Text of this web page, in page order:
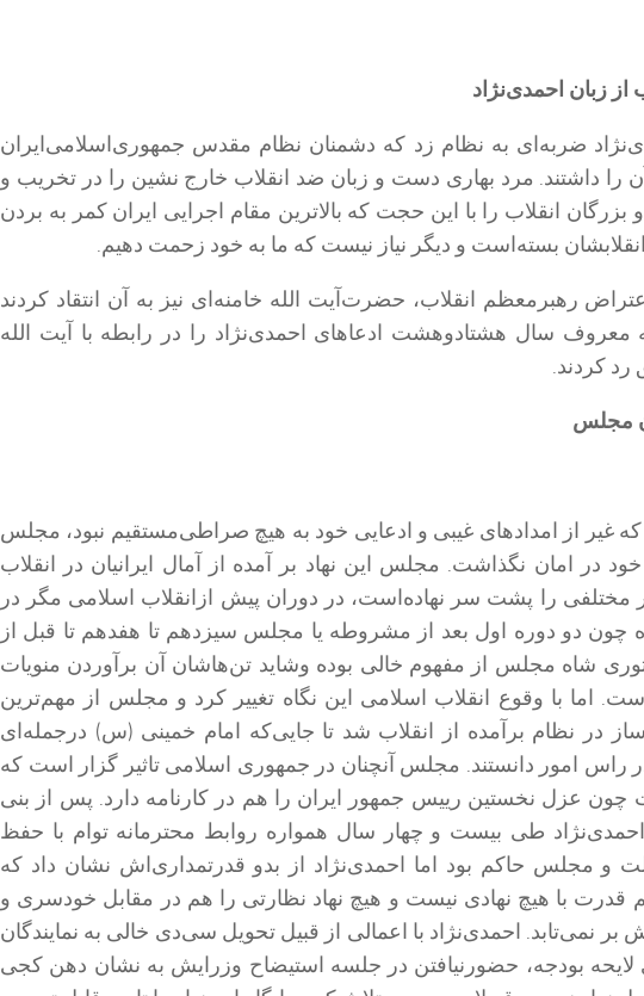
از زبان احمدی‌نژاد
ضربه‌ای به نظام زد که دشمنان نظام مقدس جمهوری‌اسلامی‌ایران
را داشتند. مرد بهاری دست و زبان ضد انقلاب خارج نشین را در تخریب و
انقلاب را با این حجت که بالا‌ترین مقام اجرایی ایران کمر به بردن
بسته‌است و دیگر نیاز نیست که ما به خود زحمت دهیم.
رهبرمعظم انقلاب، حضرت‌آیت الله خامنه‌ای نیز به آن انتقاد کردند
معروف سال هشتاد‌وهشت ادعاهای احمدی‌نژاد را در رابطه با آیت الله
کردند.
مجلس
که غیر از امداد‌های غیبی و ادعایی خود به هیچ صراطی‌مستقیم نبود، مجلس
خود در امان نگذاشت. مجلس این نهاد بر آمده از آمال ایرانیان در انقلاب
مختلفی را پشت سر نهاده‌است، در دوران پیش ازانقلاب اسلامی مگر در
چون دو دوره اول بعد از مشروطه یا مجلس سیزدهم تا هفدهم تا قبل از
شاه مجلس از مفهوم خالی بوده وشاید تن‌هاشان آن برآوردن منویات
اما با وقوع انقلاب اسلامی این نگاه تغییر کرد و مجلس از مهم‌ترین
در نظام برآمده از انقلاب شد تا جایی‌که امام خمینی (س) درجمله‌ای
راس امور دانستند. مجلس آنچنان در جمهوری اسلامی تاثیر گزار است که
چون عزل نخستین رییس جمهور ایران را هم در کارنامه دارد. پس از بنی
طی بیست و چهار سال همواره روابط محترمانه توام با حفظ
و مجلس حاکم بود اما احمدی‌نژاد از بدو قدرتمداری‌اش نشان داد که
قدرت با هیچ نهادی نیست و هیچ نهاد نظارتی را هم در مقابل خودسری و
نمی‌تابد. احمدی‌نژاد با اعمالی از قبیل تحویل سی‌دی خالی به نمایندگان
بودجه، حضورنیافتن در جلسه استیضاح وزرایش به نشان دهن کجی